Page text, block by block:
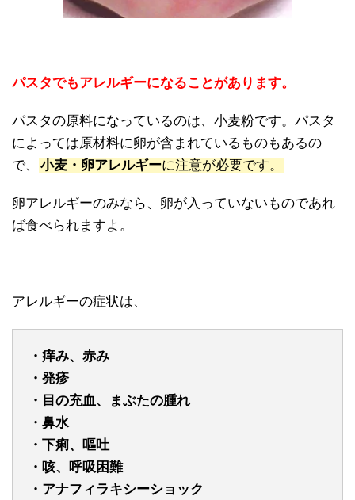
パスタでもアレルギーになることがあります。
パスタの原料になっているのは、小麦粉です。パスタ
によっては原材料に卵が含まれているものもあるの
で、
小麦・卵アレルギーに注意が必要です。
卵アレルギーのみなら、卵が入っていないものであれ
ば食べられますよ。
アレルギーの症状は、
・痒み、赤み
・発疹
・目の充血、まぶたの腫れ
・鼻水
・下痢、嘔吐
・咳、呼吸困難
・アナフィラキシーショック